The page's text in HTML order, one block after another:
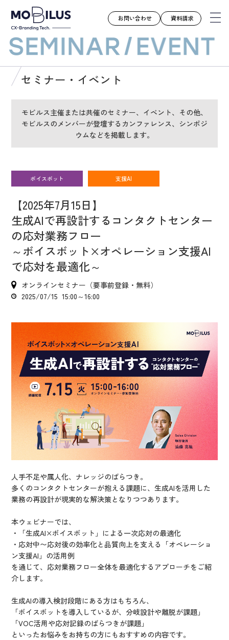
モビルスとは
導入事例
ユースケース
お知らせ
お役立ち資料
会社案内
採用情報
IR情報
CX向上情報サイト
お問い合わせ 資料請求
セミナー・イベント
モビルス主催または共催のセミナー、イベント、その他、
モビルスのメンバーが登壇するカンファレンス、シンポジ
ウムなどを掲載します。
ボイスボット 支援AI
【2025年7月15日】
生成AIで再設計するコンタクトセンター
の応対業務フロー
～ボイスボット×オペレーション支援AI
で応対を最適化～
オンラインセミナー（要事前登録・無料）
2025/07/15 15:00～16:00
人手不足や属人化、ナレッジのばらつき。
多くのコンタクトセンターが抱える課題に、生成AIを活用した
業務の再設計が現実的な解決策となりつつあります。
本ウェビナーでは、
・「生成AI×ボイスボット」による一次応対の最適化
・応対中〜応対後の効率化と品質向上を支える「オペレーショ
ン支援AI」の活用例
を通じて、応対業務フロー全体を最適化するアプローチをご紹
介します。
生成AIの導入検討段階にある方はもちろん、
「ボイスボットを導入しているが、分岐設計や離脱が課題」
「VOC活用や応対記録のばらつきが課題」
といったお悩みをお持ちの方にもおすすめの内容です。